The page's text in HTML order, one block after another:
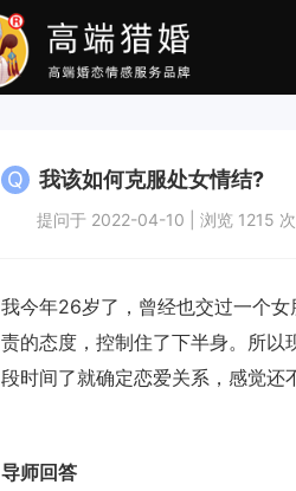
Q 我该如何克服处女情结?
提问于 2022-04-10 | 浏览 1215
我今年26岁了，曾经也交过一个
责的态度，控制住了下半身。所以
段时间了就确定恋爱关系，感觉还
导师回答